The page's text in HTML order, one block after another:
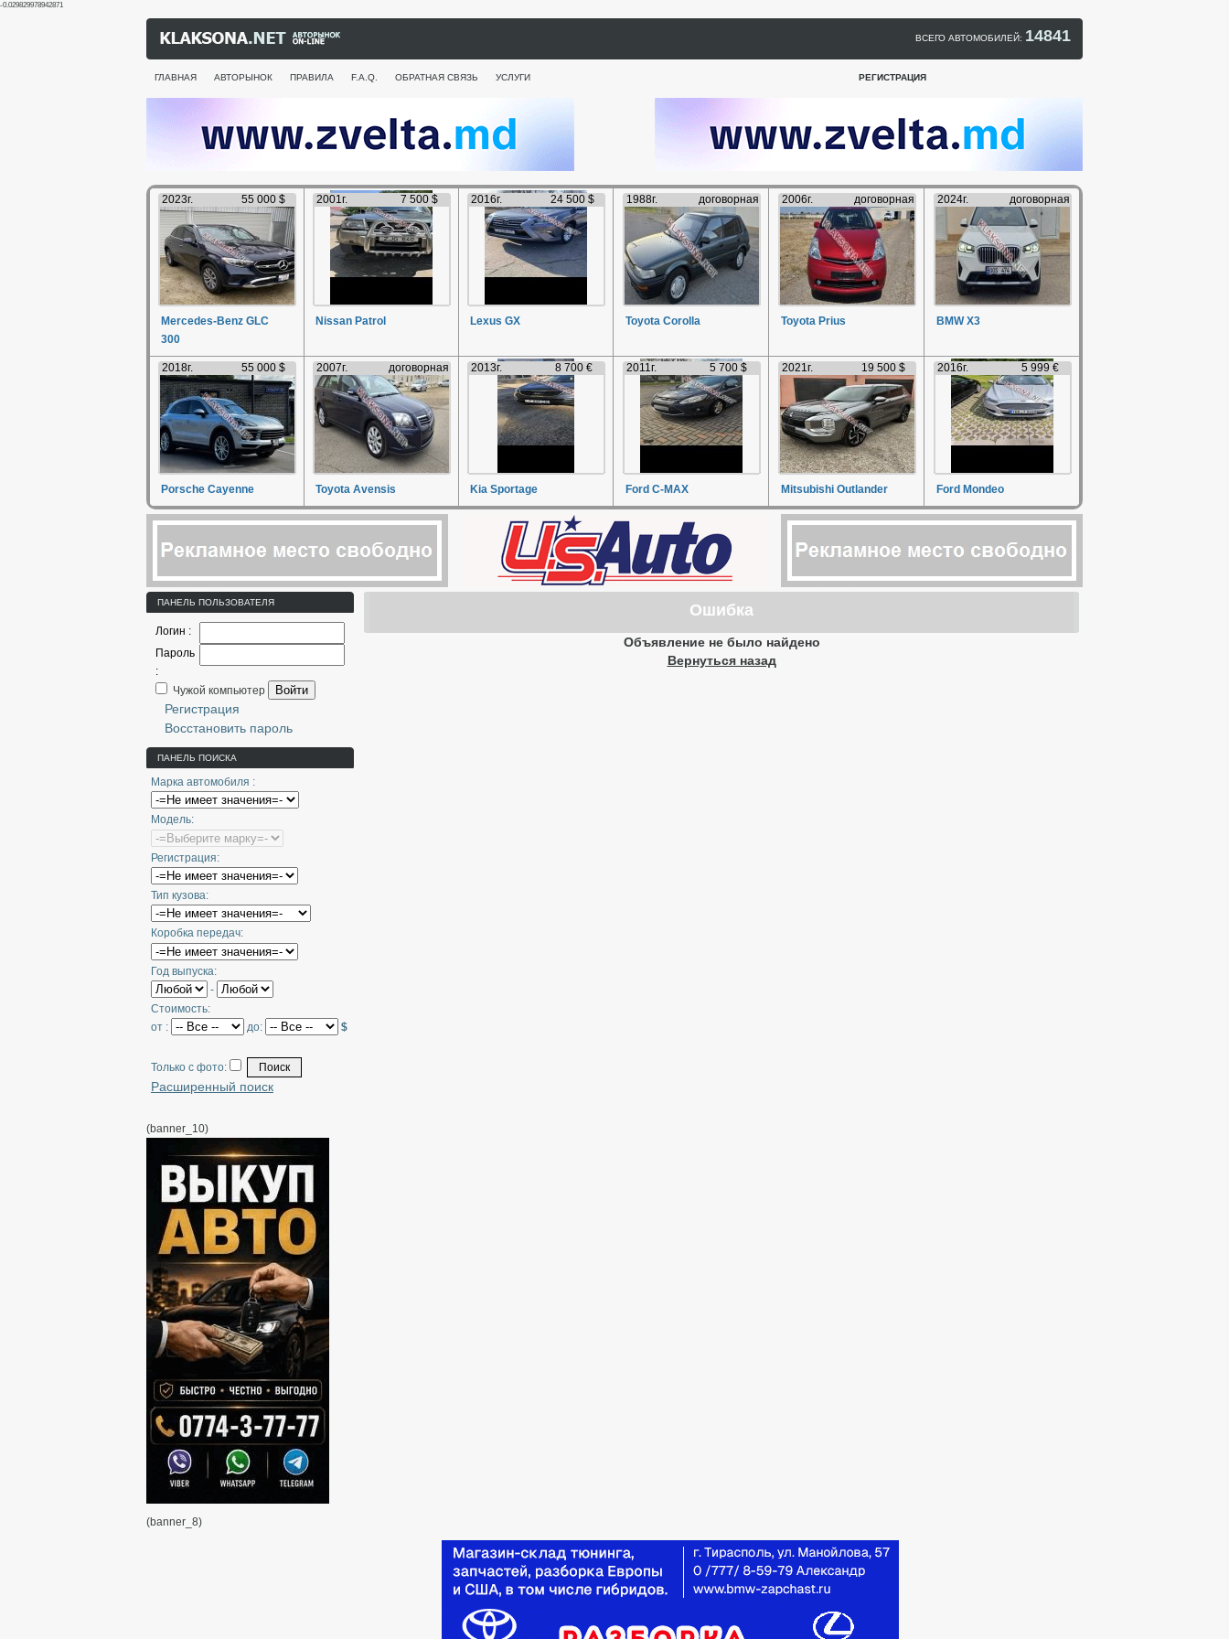
-0.029829978942871
ВСЕГО АВТОМОБИЛЕЙ: 14841
ГЛАВНАЯ АВТОРЫНОК ПРАВИЛА F.A.Q. ОБРАТНАЯ СВЯЗЬ УСЛУГИ РЕГИСТРАЦИЯ
2023г. 55 000 $
Mercedes-Benz GLC
300
2001г. 7 500 $
Nissan Patrol
2016г. 24 500 $
Lexus GX
1988г. договорная
Toyota Corolla
2006г. договорная
Toyota Prius
2024г. договорная
BMW X3
2018г. 55 000 $
Porsche Cayenne
2007г. договорная
Toyota Avensis
2013г. 8 700 €
Kia Sportage
2011г. 5 700 $
Ford C-MAX
2021г. 19 500 $
Mitsubishi Outlander
2016г. 5 999 €
Ford Mondeo
ПАНЕЛЬ ПОЛЬЗОВАТЕЛЯ
Логин :
Пароль
:
Чужой компьютер
Войти
Регистрация
Восстановить пароль
ПАНЕЛЬ ПОИСКА
Марка автомобиля :
Модель:
Регистрация:
Тип кузова:
Коробка передач:
Год выпуска:
-
Стоимость:
от :
до: $
Только с фото:
Расширенный поиск
(banner_10)
(banner_8)
Ошибка
Объявление не было найдено
Вернуться назад